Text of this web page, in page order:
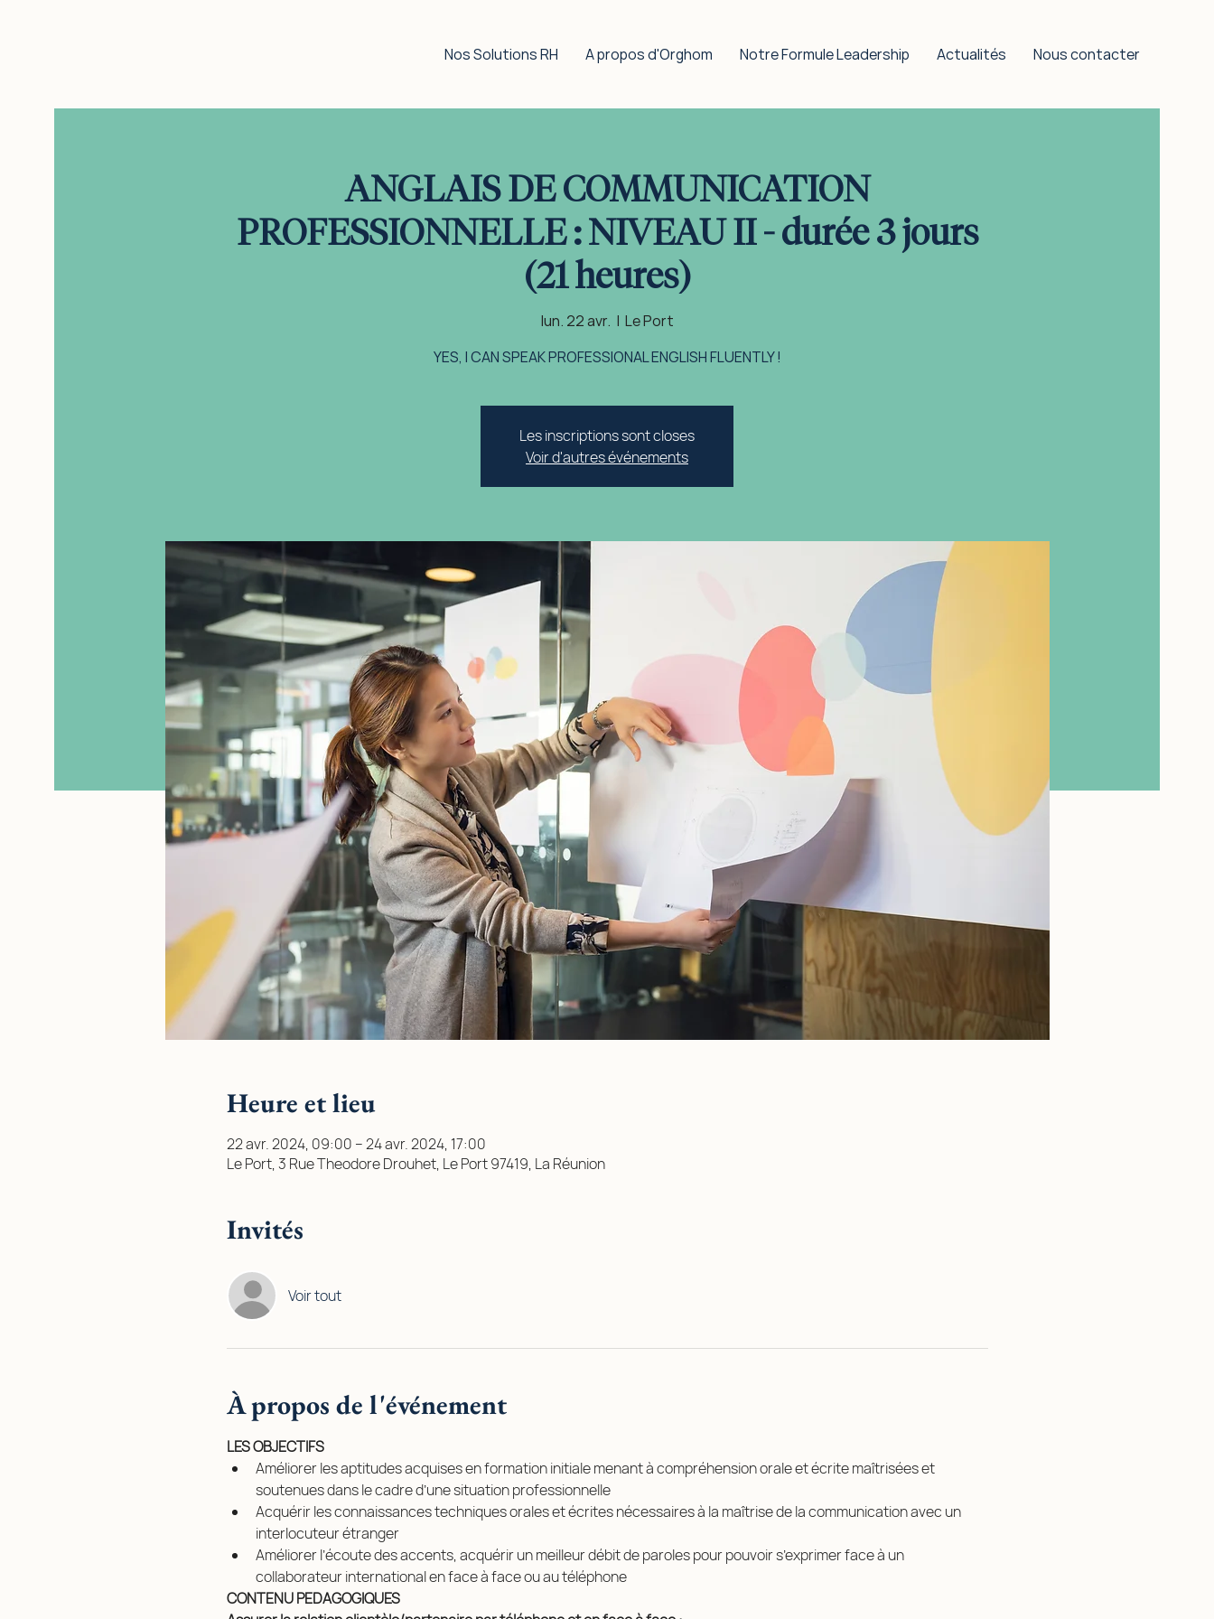
Nos Solutions RH A propos d'Orghom Notre Formule Leadership Actualités Nous contacter
ANGLAIS DE COMMUNICATION
PROFESSIONNELLE : NIVEAU II - durée 3 jours
(21 heures)
lun. 22 avr.
  |
Le Port
YES, I CAN SPEAK PROFESSIONAL ENGLISH FLUENTLY !
Les inscriptions sont closes
Voir d'autres événements
Heure et lieu
22 avr. 2024, 09:00 – 24 avr. 2024, 17:00
Le Port, 3 Rue Theodore Drouhet, Le Port 97419, La Réunion
Invités
Voir tout
À propos de l'événement
LES OBJECTIFS
Améliorer les aptitudes acquises en formation initiale menant à compréhension orale et écrite maîtrisées et
soutenues dans le cadre d’une situation professionnelle
Acquérir les connaissances techniques orales et écrites nécessaires à la maîtrise de la communication avec un
interlocuteur étranger
Améliorer l’écoute des accents, acquérir un meilleur débit de paroles pour pouvoir s’exprimer face à un
collaborateur international en face à face ou au téléphone
CONTENU PEDAGOGIQUES